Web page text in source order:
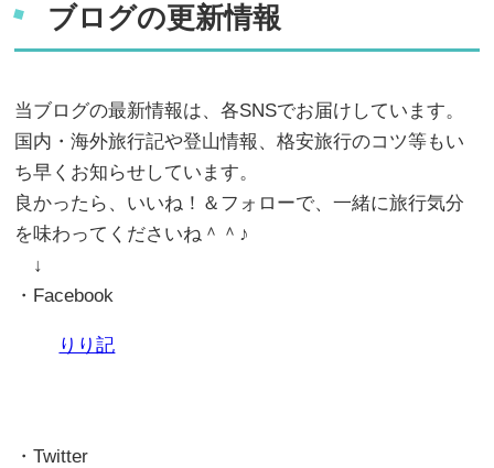
ブログの更新情報
当ブログの最新情報は、各SNSでお届けしています。
国内・海外旅行記や登山情報、格安旅行のコツ等もい
ち早くお知らせしています。
良かったら、いいね！＆フォローで、一緒に旅行気分
を味わってくださいね＾＾♪
↓
・Facebook
りり記
・Twitter